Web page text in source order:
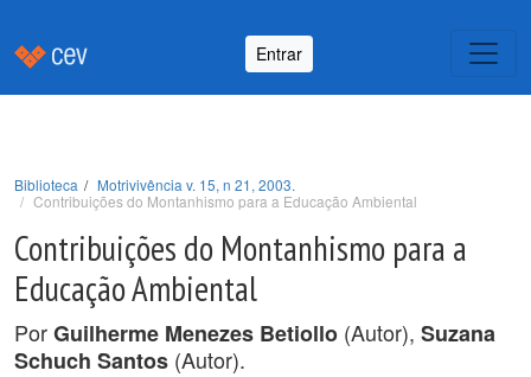
Entrar
Biblioteca
Motrivivência v. 15, n 21, 2003.
Contribuições do Montanhismo para a Educação Ambiental
Contribuições do Montanhismo para a
Educação Ambiental
PorGuilherme Menezes Betiollo (Autor), Suzana
Schuch Santos (Autor).